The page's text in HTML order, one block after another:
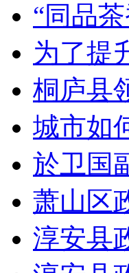
“同品
为了提
桐庐县
城市如
於卫国
萧山区
淳安县